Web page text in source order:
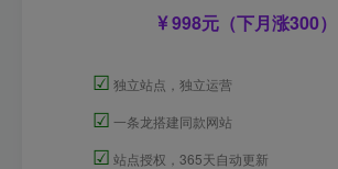
998元（下月涨300）
☑ 独立站点，独立运营
☑ 一条龙搭建同款网站
☑ 站点授权，365天自动更新